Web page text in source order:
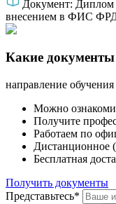
Документ: Диплом
внесением в ФИС
Какие
направление
Можно
Получите
Работаем по
Дистанционное
Бесплатная
Получить документы
Представьтесь*